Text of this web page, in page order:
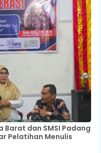
Barat dan SMSI Padang
Pelatihan Menulis